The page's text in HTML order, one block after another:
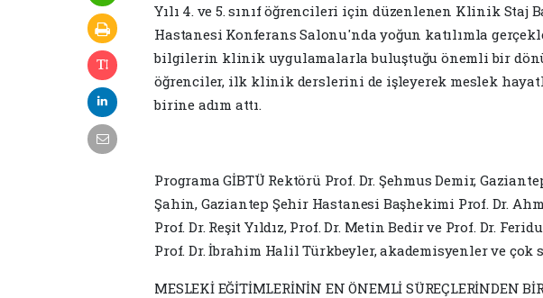
Yılı 4. ve 5. sınıf öğrencileri için düzenlenen Klinik Staj
Hastanesi Konferans Salonu'nda yoğun katılımla
bilgilerin klinik uygulamalarla buluştuğu önemli bir
öğrenciler, ilk klinik derslerini de işleyerek meslek
birine adım attı.
Programa GİBTÜ Rektörü Prof. Dr. Şehmus Demir,
Şahin, Gaziantep Şehir Hastanesi Başhekimi Prof. Dr.
Prof. Dr. Reşit Yıldız, Prof. Dr. Metin Bedir ve Prof. Dr.
Prof. Dr. İbrahim Halil Türkbeyler, akademisyenler ve çok
MESLEKİ EĞİTİMLERİNİN EN ÖNEMLİ SÜREÇLERİNDEN